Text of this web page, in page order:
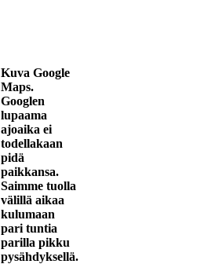
Kuva Google
Maps.
Googlen
lupaama
ajoaika ei
todellakaan
pidä
paikkansa.
Saimme tuolla
välillä aikaa
kulumaan
pari tuntia
parilla pikku
pysähdyksellä.